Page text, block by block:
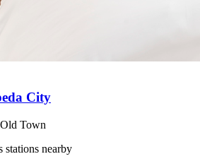
City
Town
stations nearby